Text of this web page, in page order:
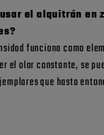
el alquitrán en
funciona como
el olor constante, se
que hasta